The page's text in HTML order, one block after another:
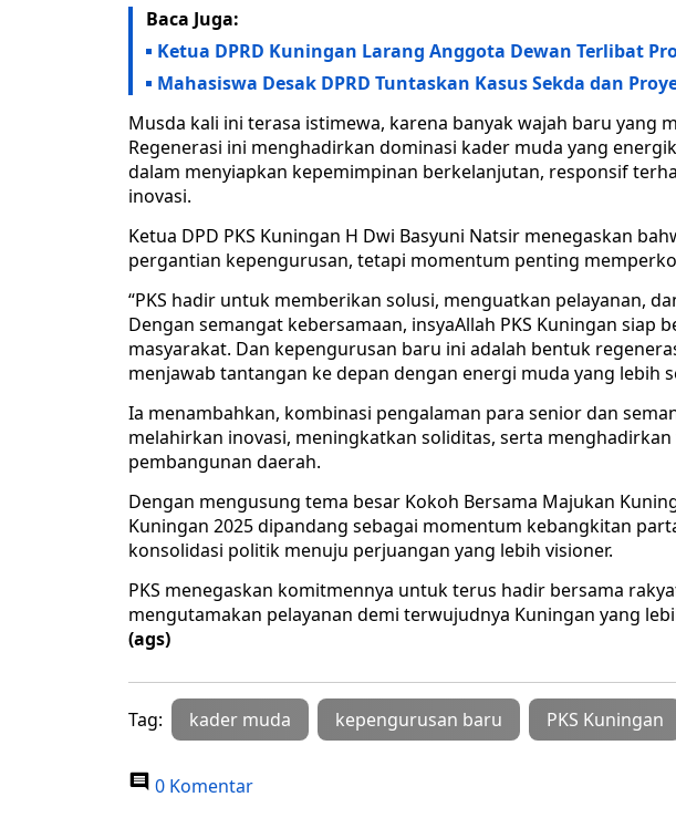
Baca Juga:
Ketua DPRD Kuningan Larang Anggota Dewan Terlibat
Mahasiswa Desak DPRD Tuntaskan Kasus Sekda dan
Musda kali ini terasa istimewa, karena banyak wajah baru yang
Regenerasi ini menghadirkan dominasi kader muda yang
dalam menyiapkan kepemimpinan berkelanjutan, responsif
inovasi.
Ketua DPD PKS Kuningan H Dwi Basyuni Natsir menegaskan
pergantian kepengurusan, tetapi momentum penting
“PKS hadir untuk memberikan solusi, menguatkan pelayanan,
Dengan semangat kebersamaan, insyaAllah PKS Kuningan siap
masyarakat. Dan kepengurusan baru ini adalah bentuk
menjawab tantangan ke depan dengan energi muda yang lebih
Ia menambahkan, kombinasi pengalaman para senior dan
melahirkan inovasi, meningkatkan soliditas, serta
pembangunan daerah.
Dengan mengusung tema besar Kokoh Bersama Majukan
Kuningan 2025 dipandang sebagai momentum kebangkitan
konsolidasi politik menuju perjuangan yang lebih visioner.
PKS menegaskan komitmennya untuk terus hadir bersama
mengutamakan pelayanan demi terwujudnya Kuningan yang
(ags)
Tag: kader muda kepengurusan baru PKS Kuningan
0 Komentar